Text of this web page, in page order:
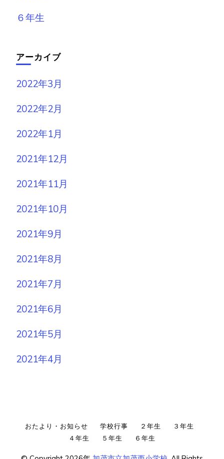
６年生
アーカイブ
2022年3月
2022年2月
2022年1月
2021年12月
2021年11月
2021年10月
2021年9月
2021年8月
2021年7月
2021年6月
2021年5月
2021年4月
おたより・お知らせ 学校行事 ２年生
３年生
４年生
５年生 ６年生